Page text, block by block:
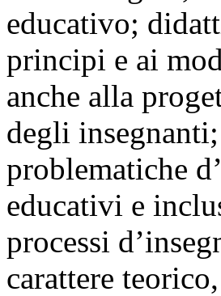
educativo;
principi e ai
anche alla
degli
problematiche
educativi e
processi
carattere